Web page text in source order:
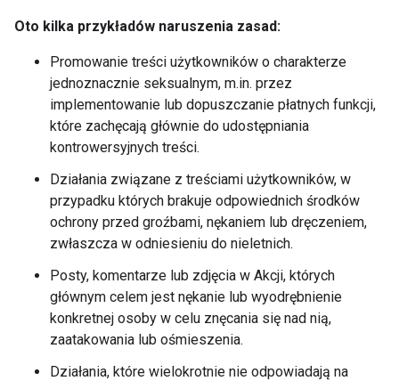
Oto kilka przykładów naruszenia zasad:
Promowanie treści użytkowników o charakterze
jednoznacznie seksualnym, m.in. przez
implementowanie lub dopuszczanie płatnych funkcji,
które zachęcają głównie do udostępniania
kontrowersyjnych treści.
Działania związane z treściami użytkowników, w
przypadku których brakuje odpowiednich środków
ochrony przed groźbami, nękaniem lub dręczeniem,
zwłaszcza w odniesieniu do nieletnich.
Posty, komentarze lub zdjęcia w Akcji, których
głównym celem jest nękanie lub wyodrębnienie
konkretnej osoby w celu znęcania się nad nią,
zaatakowania lub ośmieszenia.
Działania, które wielokrotnie nie odpowiadają na